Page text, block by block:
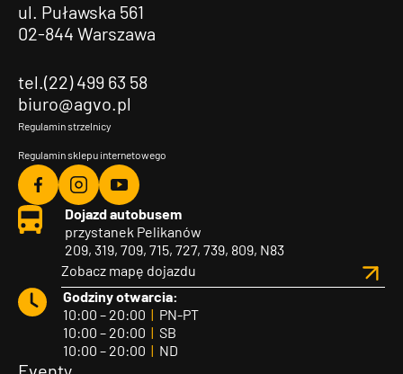
ul. Puławska 561
02-844 Warszawa
tel.(22) 499 63 58
biuro@agvo.pl
Regulamin strzelnicy
Regulamin sklepu internetowego
Agvo
Facebook
Agvo
Instagram
Agvo
YouTube
Dojazd autobusem
przystanek Pelikanów
209, 319, 709, 715, 727, 739, 809, N83
Zobacz mapę dojazdu
Godziny otwarcia:
10:00 – 20:00 | PN-PT
10:00 – 20:00 | SB
10:00 – 20:00 | ND